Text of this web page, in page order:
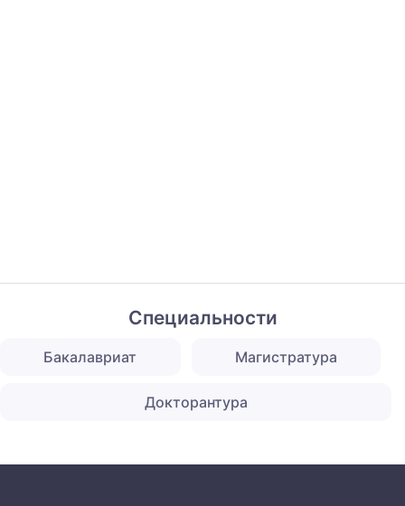
Специальности
Бакалавриат Магистратура
Докторантура